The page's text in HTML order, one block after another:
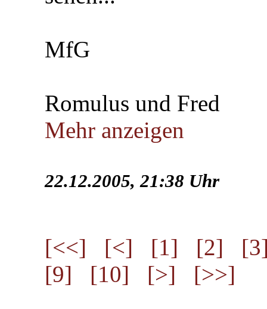
MfG
Romulus und Fred
Mehr anzeigen
22.12.2005, 21:38 Uhr
[<<] [<] [1] [2]
[9]
[10] [>] [>>]